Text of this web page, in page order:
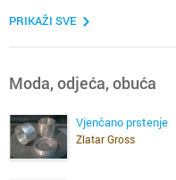
PRIKAŽI SVE
Moda, odjeća, obuća
Vjenčano prstenje
Zlatar Gross